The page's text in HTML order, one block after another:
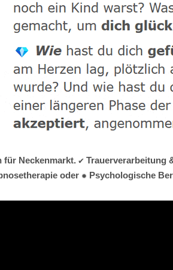
Neckenmarkt. ✔️
oder ✹ Psychologische